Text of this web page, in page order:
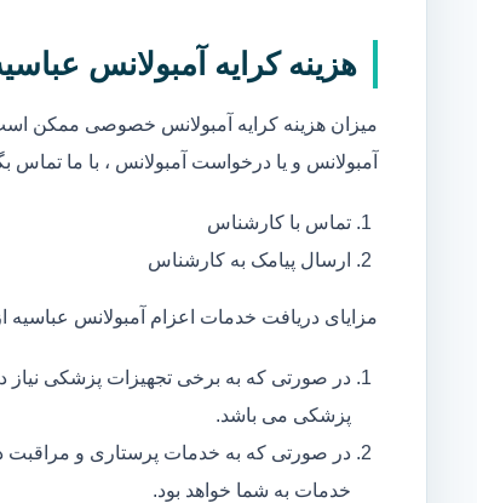
هزینه کرایه آمبولانس
میزان هزینه کرایه آمبولانس خصوصی ممکن
آمبولانس و یا درخواست آمبولانس ، با ما تماس
تماس با کارشناس
ارسال پیامک به کارشناس
مزایای دریافت خدمات اعزام آمبولانس
در صورتی که به برخی تجهیزات پزشکی نیاز
پزشکی می باشد.
در صورتی که به خدمات پرستاری و مراقبت
خدمات به شما خواهد بود.